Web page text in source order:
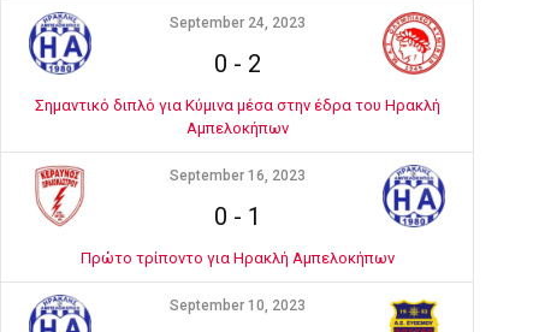
September 24, 2023
0 - 2
Σημαντικό διπλό για Κύμινα μέσα στην έδρα του Ηρακλή
Αμπελοκήπων
September 16, 2023
0 - 1
Πρώτο τρίποντο για Ηρακλή Αμπελοκήπων
September 10, 2023